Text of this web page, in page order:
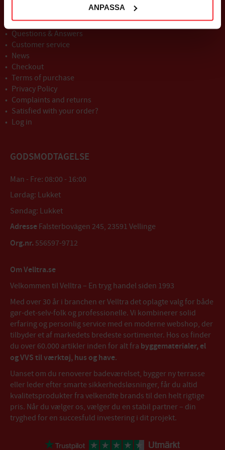
ANPASSA
About us
Questions & Answers
Customer service
News
Checkout
Terms of purchase
Privacy Policy
Complaints and returns
Satisfied with your order?
Log in
GODSMODTAGELSE
Man - Fre: 08:00 - 16:00
Lørdag: Lukket
Søndag: Lukket
Adresse Falsterbovägen 245, 23591 Vellinge
Org.nr. 556597-9712
Om Velltra.se
Velkommen til Velltra – En tryg handel siden 1993
Med over 30 år i branchen er Velltra det oplagte valg for både
gør-det-selv-folk og professionelle. Vi kombinerer solid
erfaring og personlig service med en moderne webshop, der
tilbyder et af markedets bredeste sortimenter. Hos os finder
du over 60.000 artikler inden for alt fra byggematerialer, el
og VVS til værktøj, hus og have.
Uanset om du renoverer badeværelset, bygger ny terrasse
eller leder efter smarte sikkerhedsløsninger, får du altid
kvalitetsprodukter fra velkendte brands til den helt rigtige
pris. Når du vælger os, vælger du en stabil partner – din
tryghed for en succesfuld investering i dit projekt.